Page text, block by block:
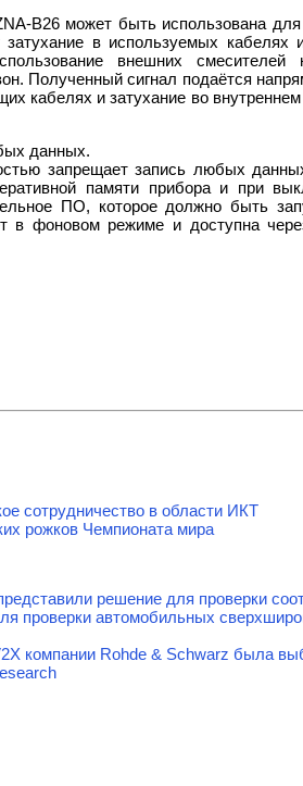
B26 может быть использована
затухание в используемых
внешних
Полученный сигнал подаётся
кабелях и затухание во
данных.
запрещает запись любых
памяти прибора и при
ПО, которое должно быть
в фоновом режиме и доступна
сотрудничество в области ИКТ
рожков Чемпионата мира
решение для проверки
проверки автомобильных
компании Rohde & Schwarz была